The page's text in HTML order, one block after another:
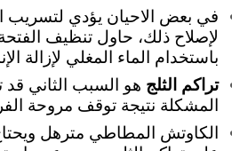
في بعض الاحيان يؤدي لتسريب
لإصلاح ذلك، حاول تنظيف
باستخدام الماء المغلي لإزالة
تراكم الثلج هو السبب الثاني
المشكلة نتيجة توقف مروحة
الكاوتش المطاطي مترهل